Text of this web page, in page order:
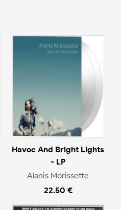
Havoc And Bright Lights
- LP
Alanis Morissette
22.50 €